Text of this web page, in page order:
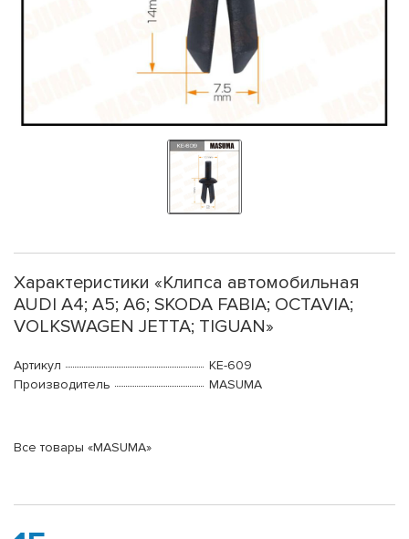
Характеристики «Клипса автомобильная
AUDI A4; A5; A6; SKODA FABIA; OCTAVIA;
VOLKSWAGEN JETTA; TIGUAN»
Артикул
KE-609
Производитель
MASUMA
Все товары «MASUMA»